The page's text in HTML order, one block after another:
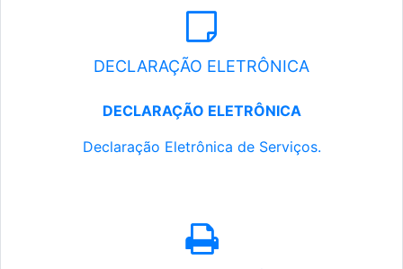
DECLARAÇÃO ELETRÔNICA
DECLARAÇÃO ELETRÔNICA
Declaração Eletrônica de Serviços.